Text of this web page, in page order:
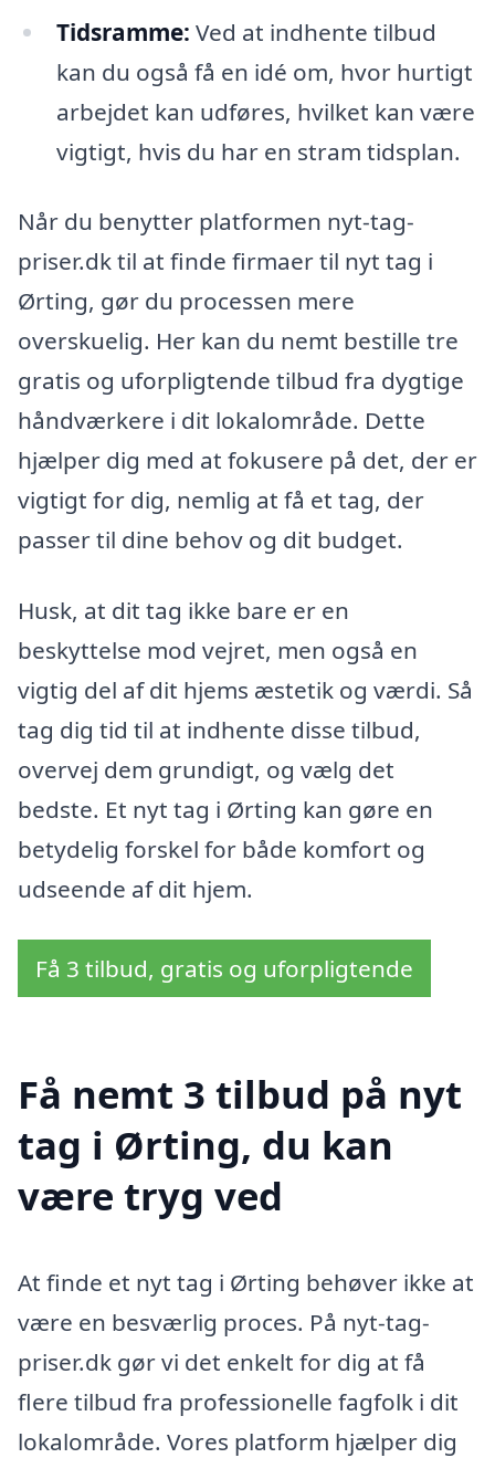
Tidsramme: Ved at indhente tilbud
kan du også få en idé om, hvor hurtigt
arbejdet kan udføres, hvilket kan være
vigtigt, hvis du har en stram tidsplan.
Når du benytter platformen nyt-tag-
priser.dk til at finde firmaer til nyt tag i
Ørting, gør du processen mere
overskuelig. Her kan du nemt bestille tre
gratis og uforpligtende tilbud fra dygtige
håndværkere i dit lokalområde. Dette
hjælper dig med at fokusere på det, der er
vigtigt for dig, nemlig at få et tag, der
passer til dine behov og dit budget.
Husk, at dit tag ikke bare er en
beskyttelse mod vejret, men også en
vigtig del af dit hjems æstetik og værdi. Så
tag dig tid til at indhente disse tilbud,
overvej dem grundigt, og vælg det
bedste. Et nyt tag i Ørting kan gøre en
betydelig forskel for både komfort og
udseende af dit hjem.
Få 3 tilbud, gratis og uforpligtende
Få nemt 3 tilbud på nyt
tag i Ørting, du kan
være tryg ved
At finde et nyt tag i Ørting behøver ikke at
være en besværlig proces. På nyt-tag-
priser.dk gør vi det enkelt for dig at få
flere tilbud fra professionelle fagfolk i dit
lokalområde. Vores platform hjælper dig